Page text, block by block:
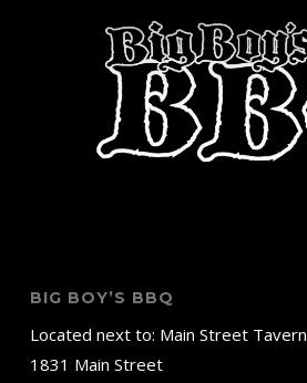
BIG BOY’S BBQ
Located next to: Main Street Tavern
1831 Main Street